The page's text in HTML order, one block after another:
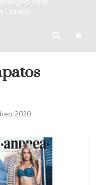
Unidos
2020